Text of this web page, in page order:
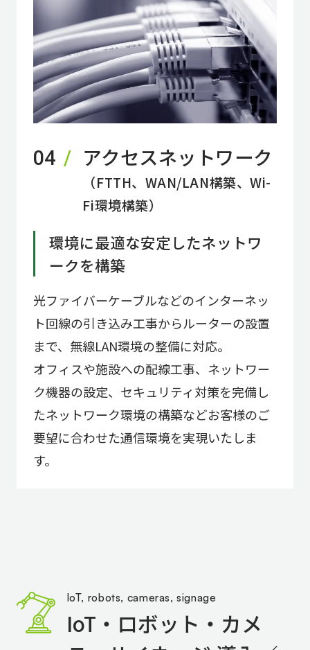
04 アクセスネットワーク
（FTTH、WAN/LAN構築、Wi-
Fi環境構築）
環境に最適な安定したネットワ
ークを構築
光ファイバーケーブルなどのインターネッ
ト回線の引き込み工事からルーターの設置
まで、無線LAN環境の整備に対応。
オフィスや施設への配線工事、ネットワー
ク機器の設定、セキュリティ対策を完備し
たネットワーク環境の構築などお客様のご
要望に合わせた通信環境を実現いたしま
す。
IoT, robots, cameras, signage
IoT・ロボット・カメ